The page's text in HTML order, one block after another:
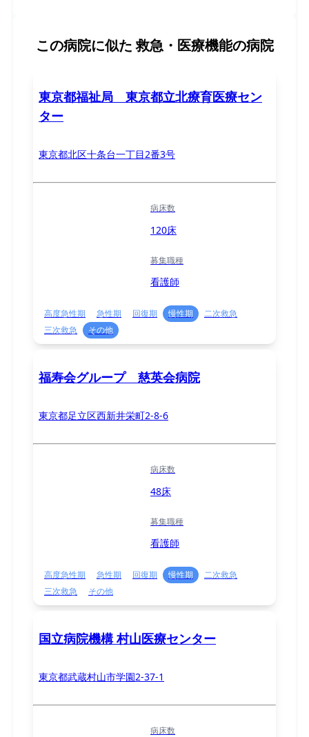
この病院に似た 救急・医療機能の病院
東京都福祉局 東京都立北療育医療セン
ター
東京都北区十条台一丁目2番3号
病床数
120床
募集職種
看護師
高度急性期 急性期 回復期 慢性期
二次救急
三次救急
その他
福寿会グループ 慈英会病院
東京都足立区西新井栄町2-8-6
病床数
48床
募集職種
看護師
高度急性期 急性期 回復期 慢性期
二次救急
三次救急
その他
国立病院機構 村山医療センター
東京都武蔵村山市学園2-37-1
病床数